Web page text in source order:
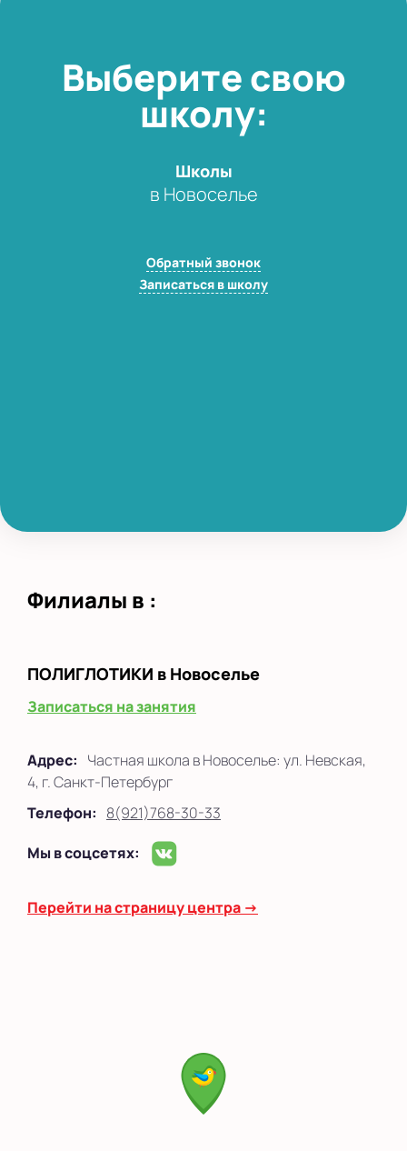
Выберите свою
школу:
Школы
в Новоселье
Обратный звонок
Записаться в школу
Филиалы в :
ПОЛИГЛОТИКИ в Новоселье
Записаться на занятия
Адрес: Частная школа в Новоселье: ул. Невская,
4, г. Санкт-Петербург
Телефон: 8(921)768-30-33
Мы в соцсетях:
Перейти на страницу центра →